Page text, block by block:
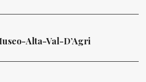
Alta-Val-D’Agri